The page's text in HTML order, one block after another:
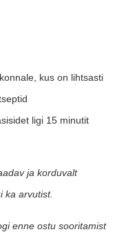
kus on lihtsasti
ligi 15 minutit
ja korduvalt
ka arvutist.
enne ostu sooritamist